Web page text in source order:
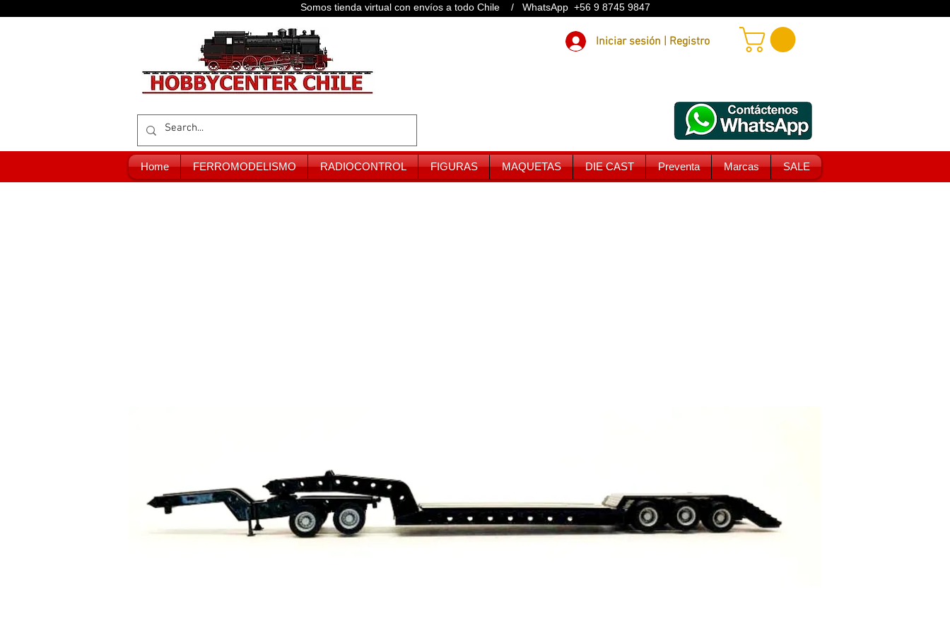
Somos tienda virtual con envíos a todo Chile / WhatsApp +56 9 8745 9847
Iniciar sesión | Registro
Home FERROMODELISMO RADIOCONTROL FIGURAS MAQUETAS DIE CAST Preventa Marcas SALE